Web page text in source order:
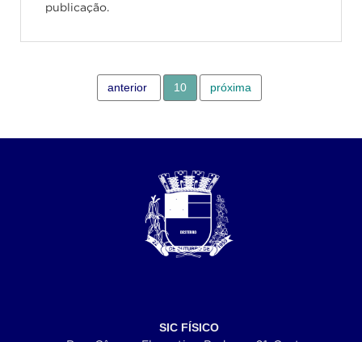
publicação.
anterior 10 próxima
SIC FÍSICO